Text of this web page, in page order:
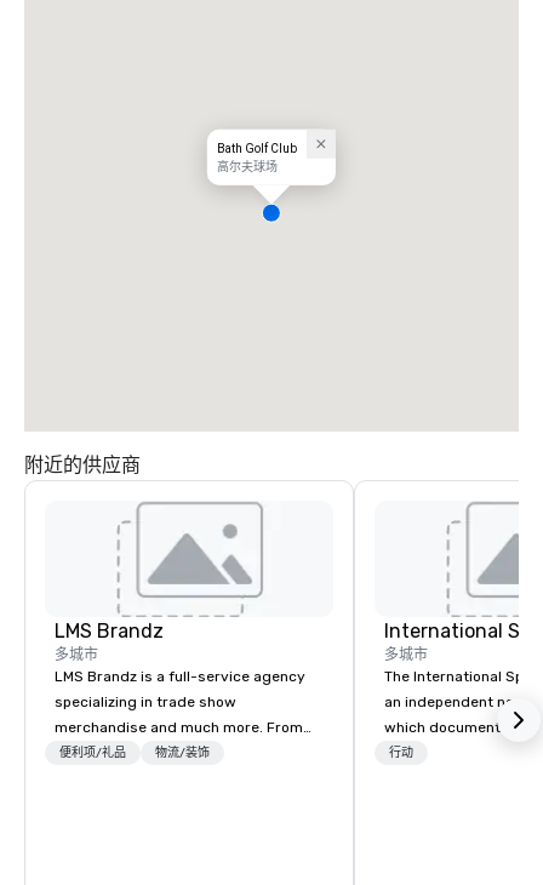
Bath Golf Club
高尔夫球场
附近的供应商
LMS Brandz
多城市
LMS Brandz is a full-service agency
specializing in trade show
merchandise and much more. From
booth giveaways and branded apparel
便利项/礼品 物流/装饰
International
多城市
The International Spy
an independent
which documents the
history, and
行动